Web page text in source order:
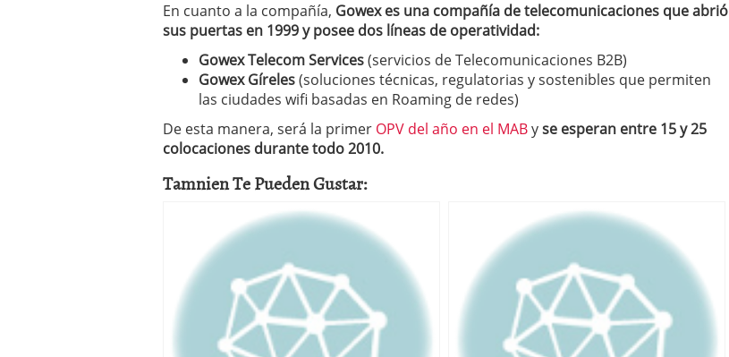
En cuanto a la compañía, Gowex es una compañía de telecomunicaciones que abrió
sus puertas en 1999 y posee dos líneas de operatividad:
Gowex Telecom Services(servicios de Telecomunicaciones B2B)
Gowex Gíreles(soluciones técnicas, regulatorias y sostenibles que permiten
las ciudades wifi basadas en Roaming de redes)
De esta manera, será la primer OPV del año en el MAByse esperan entre 15 y 25
colocaciones durante todo 2010.
Tamnien Te Pueden Gustar: